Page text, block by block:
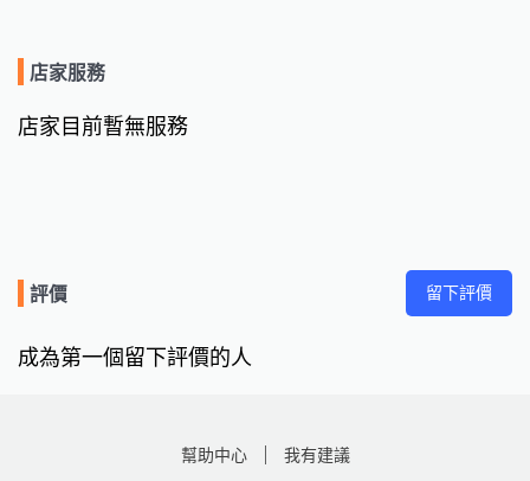
店家服務
店家目前暫無服務
評價 留下評價
成為第一個留下評價的人
幫助中心 我有建議